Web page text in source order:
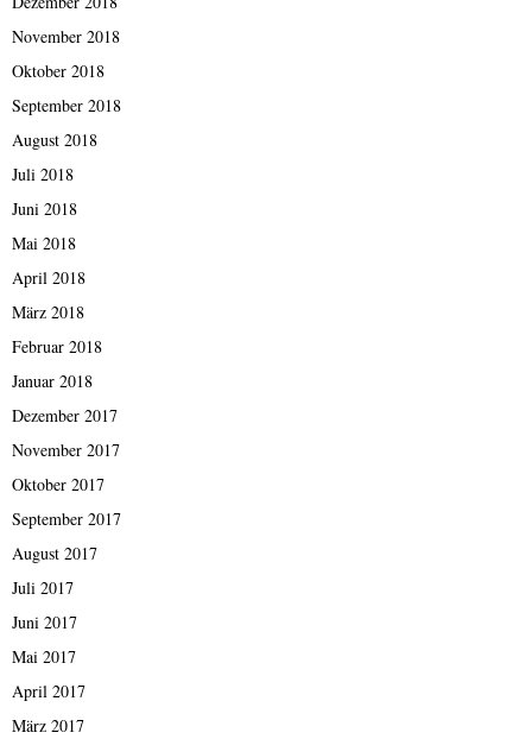
November 2018
Oktober 2018
September 2018
August 2018
Juli 2018
Juni 2018
Mai 2018
April 2018
März 2018
Februar 2018
Januar 2018
Dezember 2017
November 2017
Oktober 2017
September 2017
August 2017
Juli 2017
Juni 2017
Mai 2017
April 2017
März 2017